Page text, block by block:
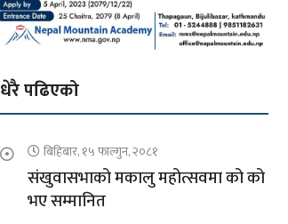
धेरै पढिएको
बिहिबार, १५ फाल्गुन, २०८१
संखुवासभाको मकालु महोत्सवमा को को
भए सम्मानित